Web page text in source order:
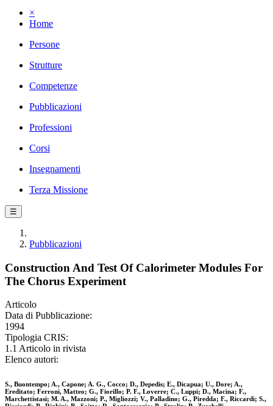
×
Home
Persone
Strutture
Competenze
Pubblicazioni
Professioni
Corsi
Insegnamenti
Terza Missione
☰
Pubblicazioni
Construction And Test Of Calorimeter Modules For
The Chorus Experiment
Articolo
Data di Pubblicazione:
1994
Tipologia CRIS:
1.1 Articolo in rivista
Elenco autori:
S., Buontempo; A., Capone; A. G., Cocco; D., Depedis; E., Dicapua; U., Dore; A.,
Ereditato; Ferroni, Matteo; G., Fiorillo; P. F., Loverre; C., Luppi; D., Macina; F.,
Marchettistasi; M. A., Mazzoni; P., Migliozzi; V., Palladino; G., Piredda; F., Riccardi; S.,